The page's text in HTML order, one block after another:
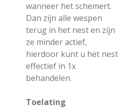
wanneer het schemert.
Dan zijn alle wespen
terug in het nest en zijn
ze minder actief,
hierdoor kunt u het nest
effectief in 1x
behandelen.
Toelating